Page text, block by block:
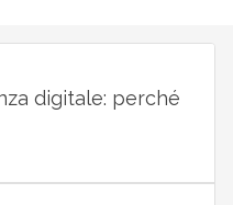
digitale: perché